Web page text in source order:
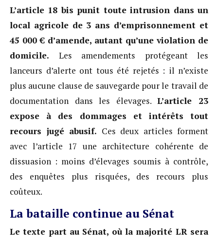
L’article 18 bis punit toute intrusion dans un
local agricole de 3 ans d’emprisonnement et
45 000 € d’amende, autant qu’une violation de
domicile. Les amendements protégeant les
lanceurs d’alerte ont tous été rejetés : il n’existe
plus aucune clause de sauvegarde pour le travail de
documentation dans les élevages.L’article 23
expose à des dommages et intérêts tout
recours jugé abusif. Ces deux articles forment
avec l’article 17 une architecture cohérente de
dissuasion : moins d’élevages soumis à contrôle,
des enquêtes plus risquées, des recours plus
coûteux.
La bataille continue au Sénat
Le texte part au Sénat, où la majorité LR sera